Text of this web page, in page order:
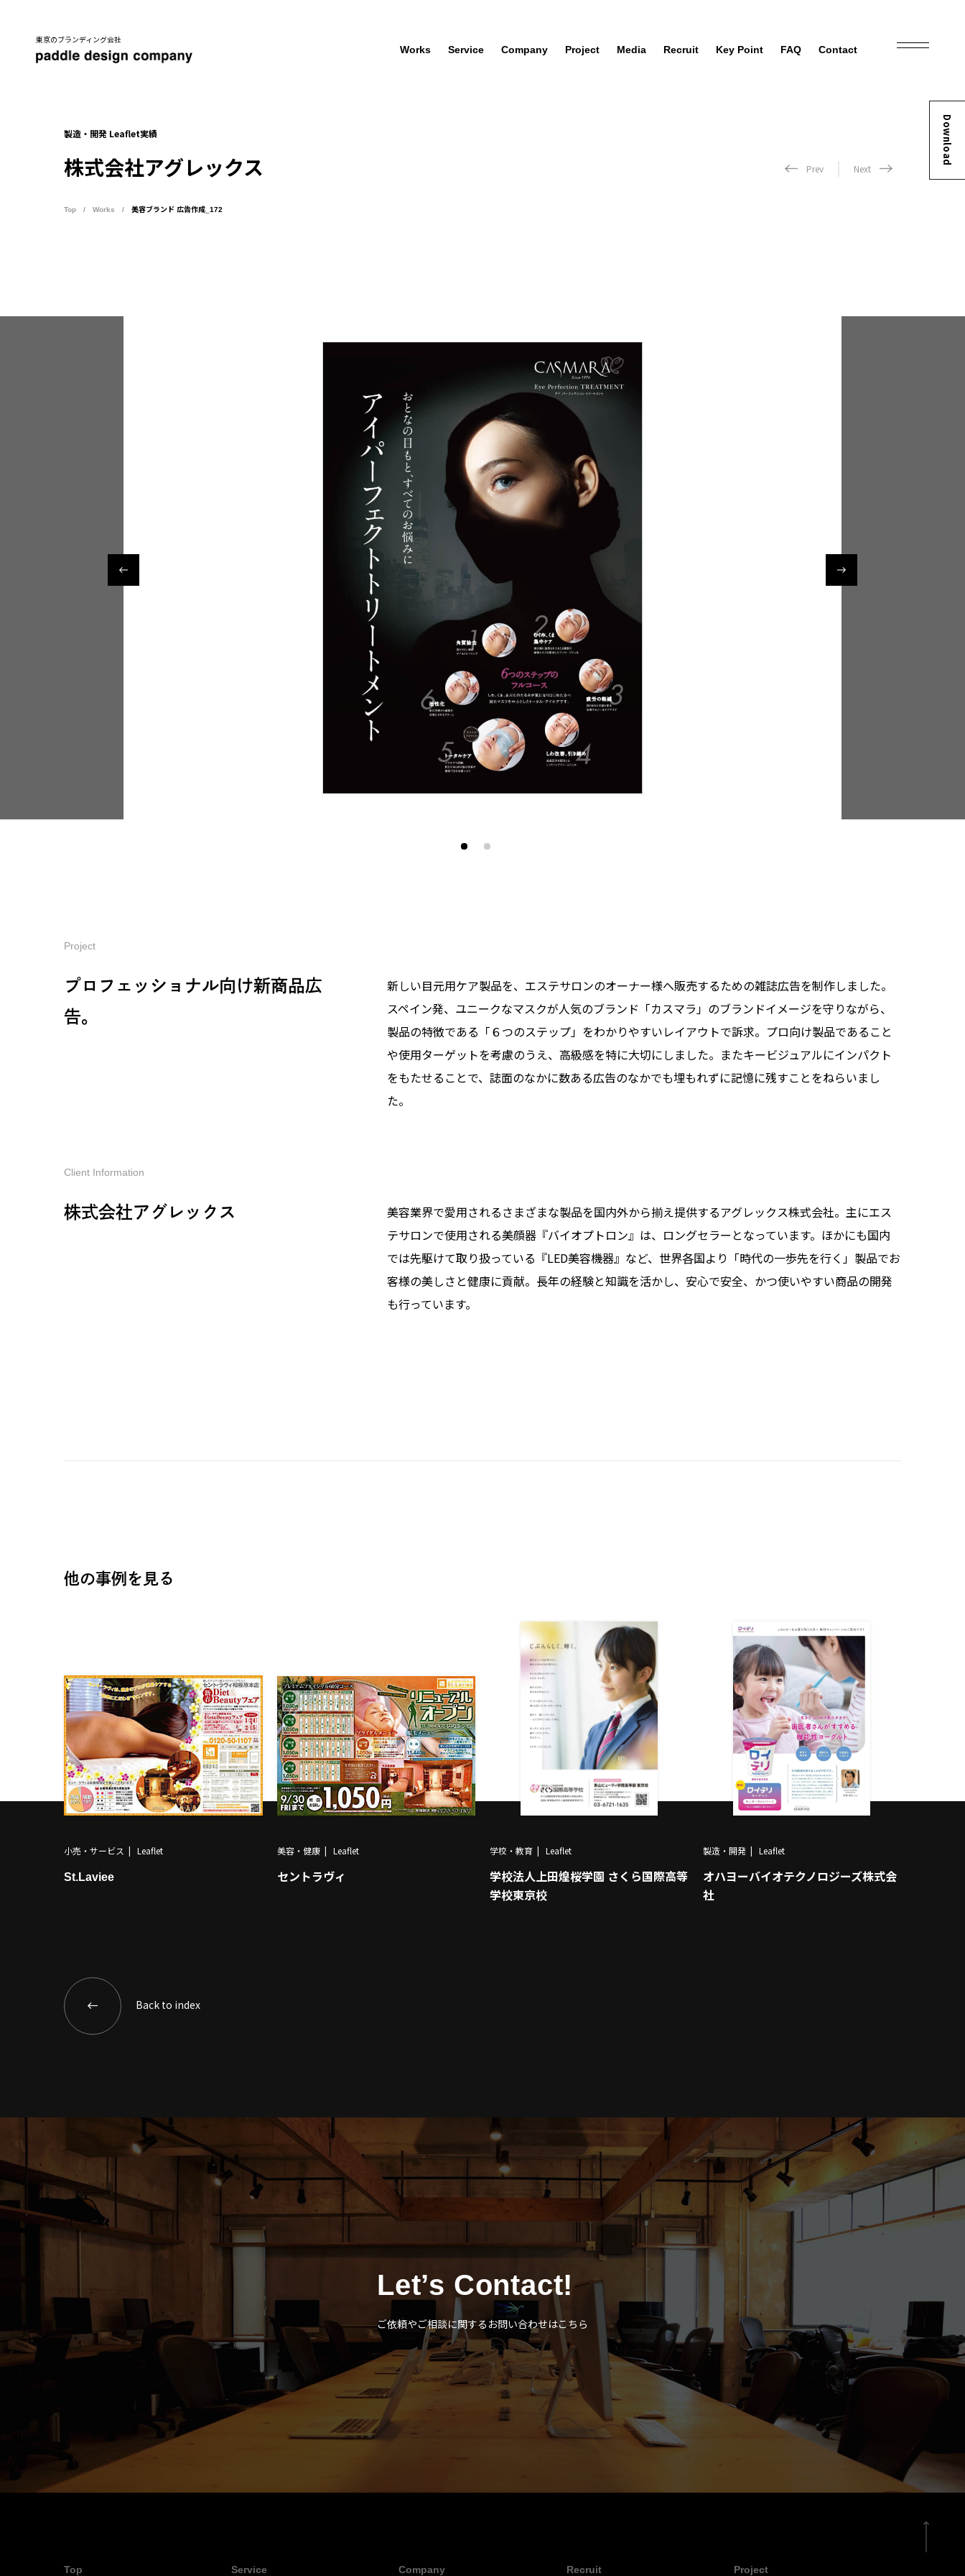
東京のブランディング会社
Works Service Company Project Media Recruit Key Point FAQ Contact
Download
製造・開発 Leaflet実績
株式会社アグレックス Prev Next
Top Works 美容ブランド 広告作成_172
Project
プロフェッショナル向け新商品広
告。
新しい目元用ケア製品を、エステサロンのオーナー様へ販売するための雑誌広告を制作しました。
スペイン発、ユニークなマスクが人気のブランド「カスマラ」のブランドイメージを守りながら、
製品の特徴である「６つのステップ」をわかりやすいレイアウトで訴求。プロ向け製品であること
や使用ターゲットを考慮のうえ、高級感を特に大切にしました。またキービジュアルにインパクト
をもたせることで、誌面のなかに数ある広告のなかでも埋もれずに記憶に残すことをねらいまし
た。
Client Information
株式会社アグレックス
美容業界で愛用されるさまざまな製品を国内外から揃え提供するアグレックス株式会社。主にエス
テサロンで使用される美顔器『バイオプトロン』は、ロングセラーとなっています。ほかにも国内
では先駆けて取り扱っている『LED美容機器』など、世界各国より「時代の一歩先を行く」製品でお
客様の美しさと健康に貢献。長年の経験と知識を活かし、安心で安全、かつ使いやすい商品の開発
も行っています。
他の事例を見る
小売・サービス Leaflet
St.Laviee
美容・健康 Leaflet
セントラヴィ
学校・教育 Leaflet
学校法人上田煌桜学園 さくら国際高等
学校東京校
製造・開発 Leaflet
オハヨーバイオテクノロジーズ株式会
社
Back to index
Let’s Contact!
ご依頼やご相談に関するお問い合わせはこちら
Top Service Company Recruit Project